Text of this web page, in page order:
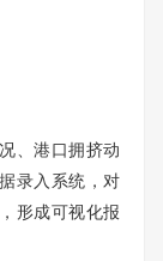
、港口拥挤动
录入系统，对
形成可视化报